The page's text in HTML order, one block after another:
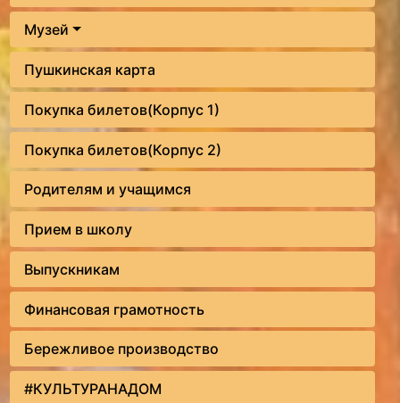
Музей
Пушкинская карта
Покупка билетов(Корпус 1)
Покупка билетов(Корпус 2)
Родителям и учащимся
Прием в школу
Выпускникам
Финансовая грамотность
Бережливое производство
#КУЛЬТУРАНАДОМ